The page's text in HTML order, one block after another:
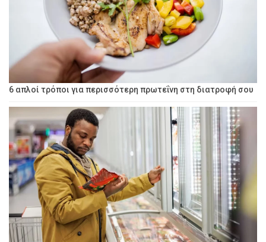
6 απλοί τρόποι για περισσότερη πρωτεΐνη στη διατροφή σου